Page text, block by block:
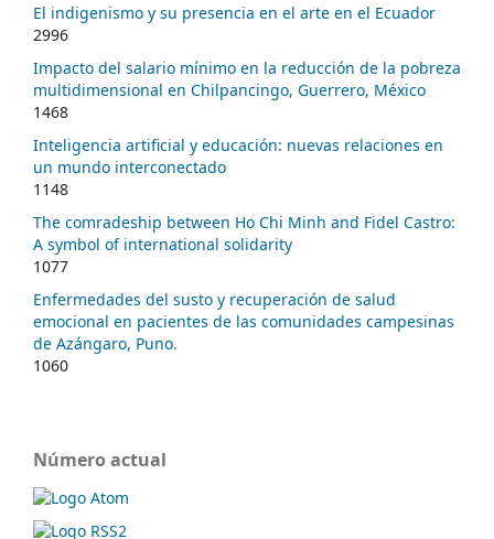
El indigenismo y su presencia en el arte en el Ecuador
2996
Impacto del salario mínimo en la reducción de la pobreza
multidimensional en Chilpancingo, Guerrero, México
1468
Inteligencia artificial y educación: nuevas relaciones en
un mundo interconectado
1148
The comradeship between Ho Chi Minh and Fidel Castro:
A symbol of international solidarity
1077
Enfermedades del susto y recuperación de salud
emocional en pacientes de las comunidades campesinas
de Azángaro, Puno.
1060
Número actual